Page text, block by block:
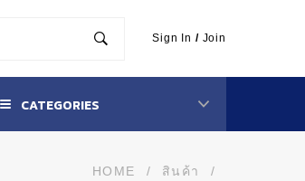
Sign In / Join
CATEGORIES
HOME / สินค้า
/